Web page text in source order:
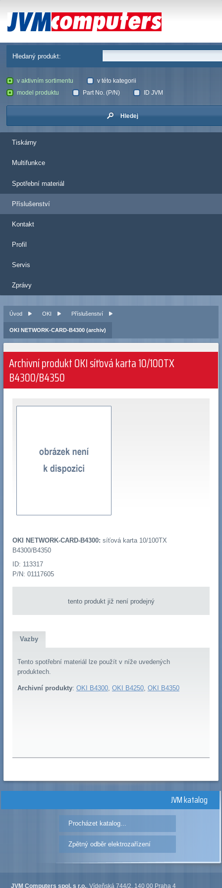
JVM Computers
Hledaný produkt:
v aktivním sortimentu
v této kategorii
model produktu
Part No. (P/N) ID JVM
Hledej
Tiskárny
Multifunkce
Spotřební materiál
Příslušenství
Kontakt
Profil
Servis
Zprávy
Úvod OKI Příslušenství
OKI NETWORK-CARD-B4300 (archiv)
Archivní produkt OKI síťová karta 10/100TX
B4300/B4350
OKI NETWORK-CARD-B4300: síťová karta 10/100TX
B4300/B4350
ID: 113317
P/N: 01117605
tento produkt již není prodejný
Vazby
Tento spotřební materiál lze použít v níže uvedených
produktech.
Archivní produkty: OKI B4300, OKI B4250, OKI B4350
JVM katalog
Procházet katalog...
Zpětný odběr elektrozařízení
JVM Computers spol. s r.o., Vídeňská 744/2, 140 00 Praha 4